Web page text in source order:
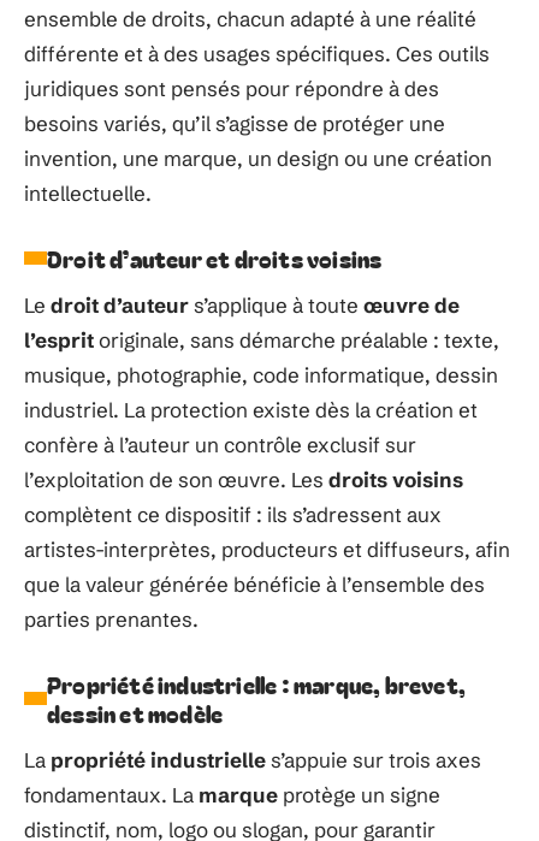
ensemble de droits, chacun adapté à une réalité
différente et à des usages spécifiques. Ces outils
juridiques sont pensés pour répondre à des
besoins variés, qu’il s’agisse de protéger une
invention, une marque, un design ou une création
intellectuelle.
Droit d’auteur et droits voisins
Le droit d’auteurs’applique à toute œuvre de
l’espritoriginale, sans démarche préalable : texte,
musique, photographie, code informatique, dessin
industriel. La protection existe dès la création et
confère à l’auteur un contrôle exclusif sur
l’exploitation de son œuvre. Les droits voisins
complètent ce dispositif : ils s’adressent aux
artistes-interprètes, producteurs et diffuseurs, afin
que la valeur générée bénéficie à l’ensemble des
parties prenantes.
Propriété industrielle : marque, brevet,
dessin et modèle
La propriété industrielles’appuie sur trois axes
fondamentaux. La marque protège un signe
distinctif, nom, logo ou slogan, pour garantir